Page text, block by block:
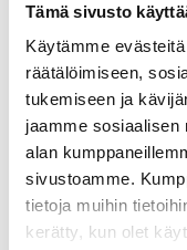
Tämä sivusto
Käytämme
räätälöimiseen,
tukemiseen ja
jaamme sosiaalisen
alan
sivustoamme.
tietoja muihin
kerätty, kun olet
Lisää
TIEDOT
Päivämäärä:
to 1.4.2027
Aika:
17:30 - 19:00